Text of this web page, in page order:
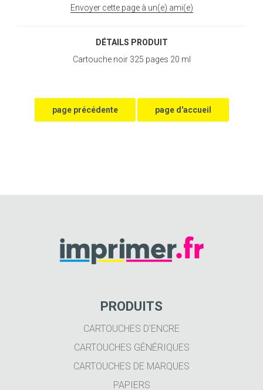
Envoyer cette page à un(e) ami(e)
DÉTAILS PRODUIT
Cartouche noir 325 pages 20 ml
PRODUITS
CARTOUCHES D'ENCRE
CARTOUCHES GÉNÉRIQUES
CARTOUCHES DE MARQUES
PAPIERS